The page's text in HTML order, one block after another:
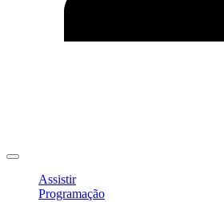
Assistir
Programação